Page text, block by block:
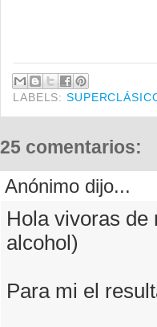
LABELS:
25 comentarios:
Anónimo dijo...
Hola vivoras de
alcohol)
Para mi el